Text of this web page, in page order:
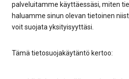
palveluitamme käyttäessäsi, miten
haluamme sinun olevan tietoinen
voit suojata yksityisyyttäsi.
Tämä tietosuojakäytäntö kertoo: